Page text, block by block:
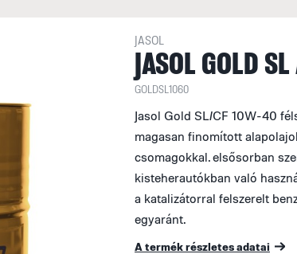
JASOL
JASOL GOLD
GOLDSL1060
Jasol Gold SL/CF 10W-40
magasan finomított
csomagokkal. elsősorban
kisteherautókban való
a katalizátorral felszerelt
egyaránt.
A termék részletes adatai